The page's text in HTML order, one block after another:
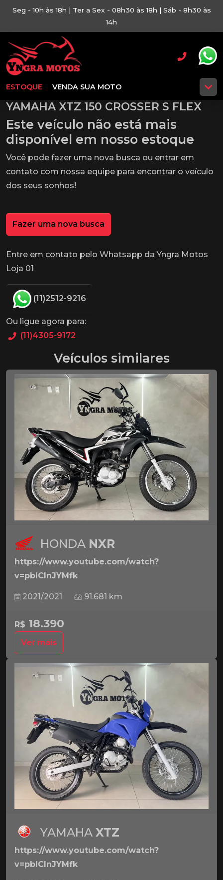
Seg - 10h às 18h | Ter a Sex - 08h30 às 18h | Sáb - 8h30 às
14h
ESTOQUE VENDA SUA MOTO
YAMAHA XTZ 150 CROSSER S FLEX
Este veículo não está mais
disponível em nosso estoque
Você pode fazer uma nova busca ou entrar em
contato com nossa equipe para encontrar o veículo
dos seus sonhos!
Fazer uma nova busca
Entre em contato pelo Whatsapp da Yngra Motos
Loja 01
(11)2512-9216
Ou ligue agora para:
(11)4305-9172
Veículos similares
HONDA NXR
https://www.youtube.com/watch?
v=pbICInJYMfk
2021/2021 91.681 km
R$ 18.390
Ver mais
YAMAHA XTZ
https://www.youtube.com/watch?
v=pbICInJYMfk